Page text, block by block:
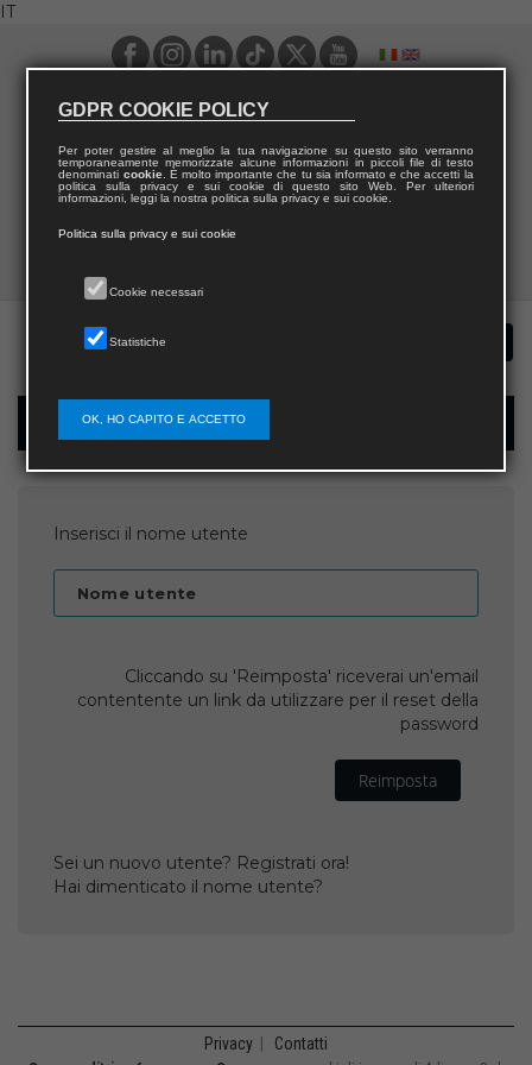
IT
Recupera password
Inserisci il nome utente
Nome utente
Cliccando su 'Reimposta' riceverai un'email
contentente un link da utilizzare per il reset della
password
Reimposta
Sei un nuovo utente? Registrati ora!
Hai dimenticato il nome utente?
Privacy Contatti
GDPR COOKIE POLICY
Per poter gestire al meglio la tua navigazione su questo sito verranno
temporaneamente memorizzate alcune informazioni in piccoli file di testo
denominati cookie. È molto importante che tu sia informato e che accetti la
politica sulla privacy e sui cookie di questo sito Web. Per ulteriori
informazioni, leggi la nostra politica sulla privacy e sui cookie.
Politica sulla privacy e sui cookie
Cookie necessari
Statistiche
OK, HO CAPITO E ACCETTO